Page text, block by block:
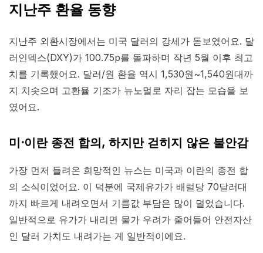
지난주 환율 동향
지난주 외환시장에서는 미국 달러의 강세가 돋보였어요. 달
러인덱스(DXY)가 100.75p를 돌파하며 작년 5월 이후 최고
치를 기록했어요. 달러/원 환율 역시 1,530원~1,540원대까
지 치솟으며 고환율 기조가 뉴노멀로 자리 잡는 모습을 보
였어요.
미·이란 종전 합의, 하지만 걷히지 않은 불안감
가장 먼저 들려온 희망적인 뉴스는 미국과 이란의 종전 합
의 소식이었어요. 이 덕분에 국제유가가 배럴당 70달러대
까지 빠르게 내려오면서 기름값 부담은 많이 덜었습니다.
일반적으로 유가가 내리면 물가 우려가 줄어들어 안전자산
인 달러 가치도 내려가는 게 일반적이에요.